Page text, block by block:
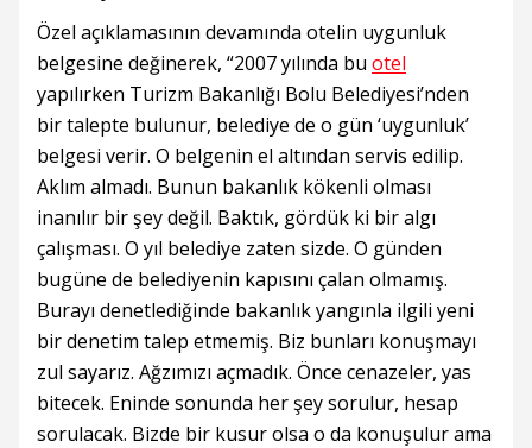
Özel açıklamasının devamında otelin uygunluk
belgesine değinerek, “2007 yılında bu otel
yapılırken Turizm Bakanlığı Bolu Belediyesi’nden
bir talepte bulunur, belediye de o gün ‘uygunluk’
belgesi verir. O belgenin el altından servis edilip.
Aklım almadı. Bunun bakanlık kökenli olması
inanılır bir şey değil. Baktık, gördük ki bir algı
çalışması. O yıl belediye zaten sizde. O günden
bugüne de belediyenin kapısını çalan olmamış.
Burayı denetlediğinde bakanlık yangınla ilgili yeni
bir denetim talep etmemiş. Biz bunları konuşmayı
zul sayarız. Ağzımızı açmadık. Önce cenazeler, yas
bitecek. Eninde sonunda her şey sorulur, hesap
sorulacak. Bizde bir kusur olsa o da konuşulur ama